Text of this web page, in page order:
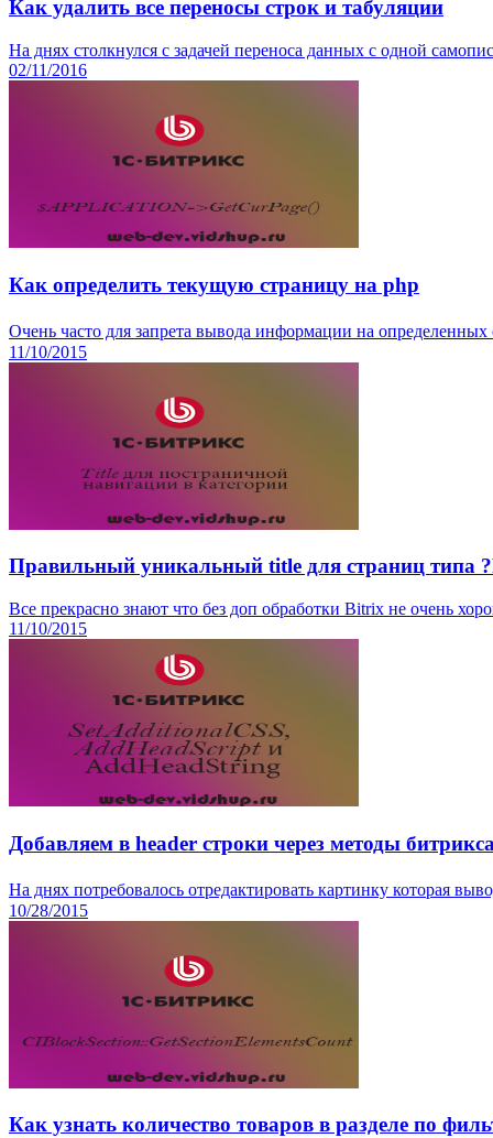
Как удалить все переносы строк и табуляции
На днях столкнулся с задачей переноса данных с одной
02/11/2016
Как определить текущую страницу на php
Очень часто для запрета вывода информации на
11/10/2015
Правильный уникальный title для страниц типа
Все прекрасно знают что без доп обработки Bitrix не очень
11/10/2015
Добавляем в header строки через методы битрикса
На днях потребовалось отредактировать картинку которая
10/28/2015
Как узнать количество товаров в разделе по